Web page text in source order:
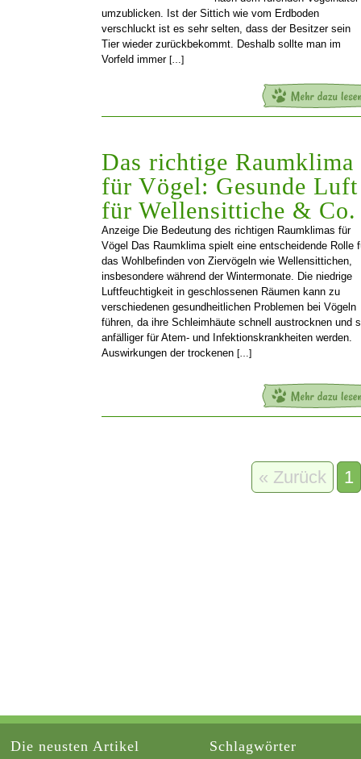
umzublicken. Ist der Sittich wie vom Erdboden
verschluckt ist es sehr selten, dass der Besitzer sein
Tier wieder zurückbekommt. Deshalb sollte man im
Vorfeld immer […]
Das richtige Raumklima
für Vögel: Gesunde Luft
für Wellensittiche & Co.
Anzeige Die Bedeutung des richtigen Raumklimas für
Vögel Das Raumklima spielt eine entscheidende Rolle
das Wohlbefinden von Ziervögeln wie Wellensittichen,
insbesondere während der Wintermonate. Die niedrige
Luftfeuchtigkeit in geschlossenen Räumen kann zu
verschiedenen gesundheitlichen Problemen bei Vögeln
führen, da ihre Schleimhäute schnell austrocknen und
anfälliger für Atem- und Infektionskrankheiten werden.
Auswirkungen der trockenen […]
« Zurück 1
Die neusten Artikel Schlagwörter